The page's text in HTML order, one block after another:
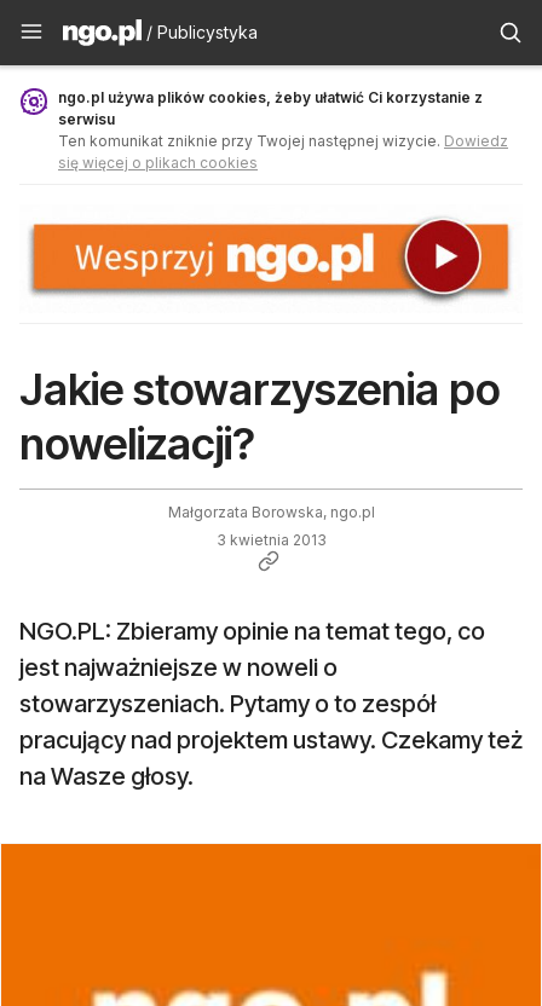
Publicystyka - ngo.pl
/ Publicystyka
ngo.pl używa plików cookies, żeby ułatwić Ci korzystanie z
serwisu
Ten komunikat zniknie przy Twojej następnej wizycie. Dowiedz
się więcej o plikach cookies
Jakie stowarzyszenia po
nowelizacji?
Małgorzata Borowska, ngo.pl
3 kwietnia 2013
NGO.PL: Zbieramy opinie na temat tego, co
jest najważniejsze w noweli o
stowarzyszeniach. Pytamy o to zespół
pracujący nad projektem ustawy. Czekamy też
na Wasze głosy.